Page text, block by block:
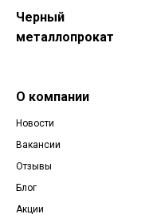
Черный
металлопрокат
О компании
Новости
Вакансии
Отзывы
Блог
Акции